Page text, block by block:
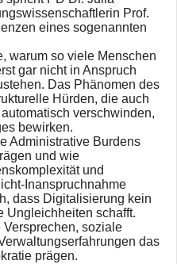
Prof.
eines sogenannten
warum so viele Menschen
gar nicht in Anspruch
Das Phänomen des
Hürden, die auch
verschwinden,
bewirken.
Administrative Burdens
und wie
und
Inanspruchnahme
dass Digitalisierung kein
Ungleichheiten schafft.
soziale
das
prägen.